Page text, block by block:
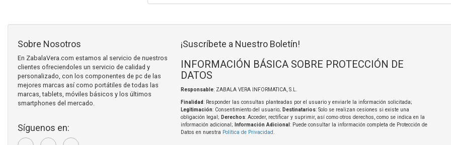
Sobre Nosotros
En ZabalaVera.com estamos al servicio de nuestros
clientes ofreciendoles un servicio de calidad y
personalizado, con los componentes de pc de las
mejores marcas así como portátiles de todas las
marcas, tablets, móviles básicos y los últimos
smartphones del mercado.
Síguenos en:
¡Suscríbete a Nuestro Boletín!
INFORMACIÓN BÁSICA SOBRE PROTECCIÓN DE
DATOS
Responsable: ZABALA VERA INFORMATICA, S.L.
Finalidad: Responder las consultas planteadas por el usuario y enviarle la información solicitada;
Legitimación: Consentimiento del usuario; Destinatarios: Solo se realizan cesiones si existe una
obligación legal; Derechos: Acceder, rectificar y suprimir, así como otros derechos, como se indica en la
información adicional;
Información Adicional : Puede consultar la información completa de Protección de
Datos en nuestra Política de Privacidad.